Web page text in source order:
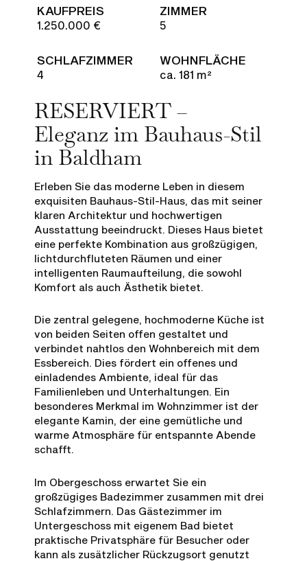
KAUFPREIS
1.250.000 €
ZIMMER
5
SCHLAFZIMMER
4
WOHNFLÄCHE
ca. 181 m²
RESERVIERT –
Eleganz im Bauhaus-Stil
in Baldham
Erleben Sie das moderne Leben in diesem
exquisiten Bauhaus-Stil-Haus, das mit seiner
klaren Architektur und hochwertigen
Ausstattung beeindruckt. Dieses Haus bietet
eine perfekte Kombination aus großzügigen,
lichtdurchfluteten Räumen und einer
intelligenten Raumaufteilung, die sowohl
Komfort als auch Ästhetik bietet.
Die zentral gelegene, hochmoderne Küche ist
von beiden Seiten offen gestaltet und
verbindet nahtlos den Wohnbereich mit dem
Essbereich. Dies fördert ein offenes und
einladendes Ambiente, ideal für das
Familienleben und Unterhaltungen. Ein
besonderes Merkmal im Wohnzimmer ist der
elegante Kamin, der eine gemütliche und
warme Atmosphäre für entspannte Abende
schafft.
Im Obergeschoss erwartet Sie ein
großzügiges Badezimmer zusammen mit drei
Schlafzimmern. Das Gästezimmer im
Untergeschoss mit eigenem Bad bietet
praktische Privatsphäre für Besucher oder
kann als zusätzlicher Rückzugsort genutzt